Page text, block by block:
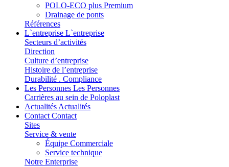
POLO-ECO plus Premium
Drainage de ponts
Références
L`entreprise L`entreprise
Secteurs d’activités
Direction
Culture d’entreprise
Histoire de l’entreprise
Durabilité . Compliance
Les Personnes Les Personnes
Carrières au sein de Poloplast
Actualités Actualités
Contact Contact
Sites
Service & vente
Équipe Commerciale
Service technique
Notre Enterprise